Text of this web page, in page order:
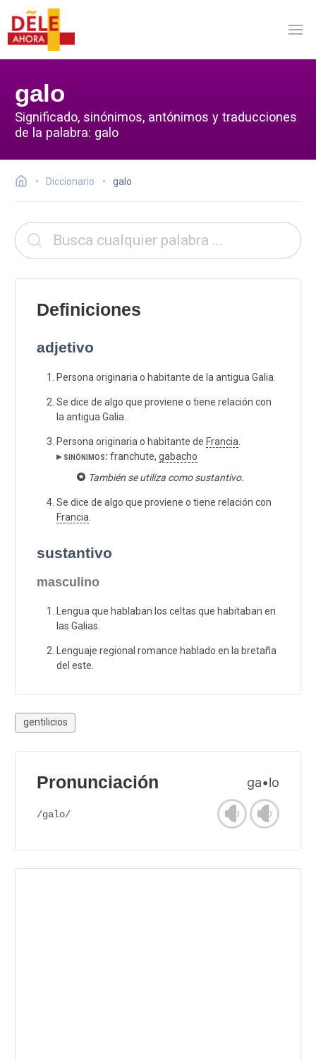
galo
Significado, sinónimos, antónimos y traducciones
de la palabra: galo
Diccionario galo
Definiciones
adjetivo
Persona originaria o habitante de la antigua Galia.
Se dice de algo que proviene o tiene relación con
la antigua Galia.
Persona originaria o habitante de Francia
▸ sinónimos: franchute, gabacho
También se utiliza como sustantivo.
Se dice de algo que proviene o tiene relación con
Francia
sustantivo
masculino
Lengua que hablaban los celtas que habitaban en
las Galias.
Lenguaje regional romance hablado en la bretaña
del este.
gentilicios
Pronunciación ga•lo
/galo/